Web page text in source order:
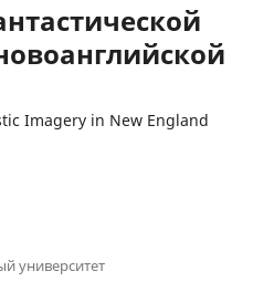
Imagery in New England
университет